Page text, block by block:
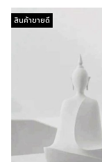
สินค้าขายดี